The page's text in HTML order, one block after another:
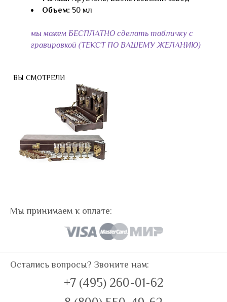
Объем: 50 мл
мы можем БЕСПЛАТНО сделать табличку с
гравировкой (ТЕКСТ ПО ВАШЕМУ ЖЕЛАНИЮ)
ВЫ СМОТРЕЛИ
Мы принимаем к оплате:
Остались вопросы? Звоните нам:
+7 (495) 260-01-62